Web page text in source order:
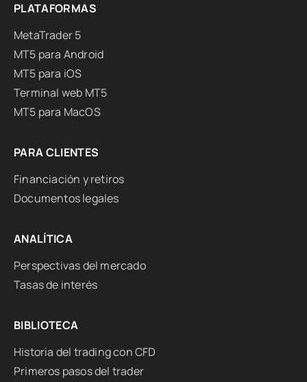
PLATAFORMAS
MetaTrader 5
MT5 para Android
MT5 para iOS
Terminal web MT5
MT5 para MacOS
PARA CLIENTES
Financiación y retiros
Documentos legales
ANALÍTICA
Perspectivas del mercado
Tasas de interés
BIBLIOTECA
Historia del trading con CFD
Primeros pasos del trader